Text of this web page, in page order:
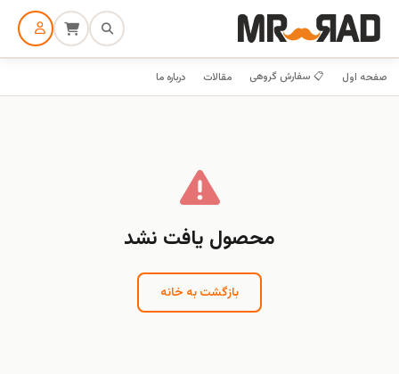
صفحه اول 📋 سفارش گروهی مقالات درباره ما
محصول یافت نشد
بازگشت به خانه